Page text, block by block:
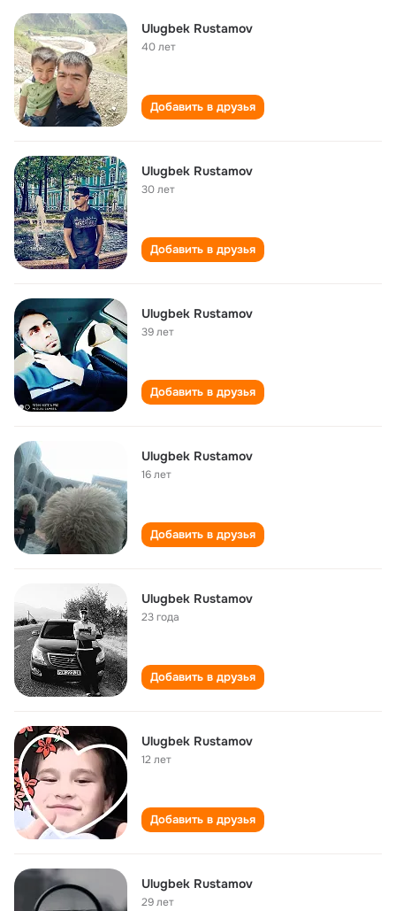
Ulugbek Rustamov
40 лет
Добавить в друзья
Ulugbek Rustamov
30 лет
Добавить в друзья
Ulugbek Rustamov
39 лет
Добавить в друзья
Ulugbek Rustamov
16 лет
Добавить в друзья
Ulugbek Rustamov
23 года
Добавить в друзья
Ulugbek Rustamov
12 лет
Добавить в друзья
Ulugbek Rustamov
29 лет